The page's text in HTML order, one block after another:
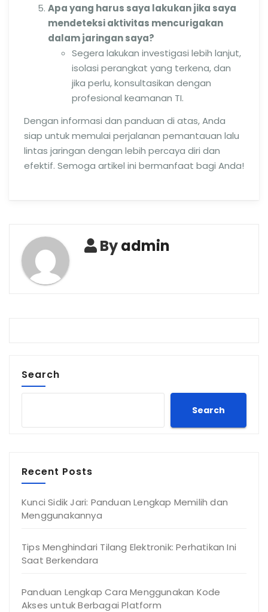
Apa yang harus saya lakukan jika saya
mendeteksi aktivitas mencurigakan
dalam jaringan saya?
Segera lakukan investigasi lebih lanjut,
isolasi perangkat yang terkena, dan
jika perlu, konsultasikan dengan
profesional keamanan TI.
Dengan informasi dan panduan di atas, Anda
siap untuk memulai perjalanan pemantauan lalu
lintas jaringan dengan lebih percaya diri dan
efektif. Semoga artikel ini bermanfaat bagi Anda!
Byadmin
Search
Search
Recent Posts
Kunci Sidik Jari: Panduan Lengkap Memilih dan
Menggunakannya
Tips Menghindari Tilang Elektronik: Perhatikan Ini
Saat Berkendara
Panduan Lengkap Cara Menggunakan Kode
Akses untuk Berbagai Platform